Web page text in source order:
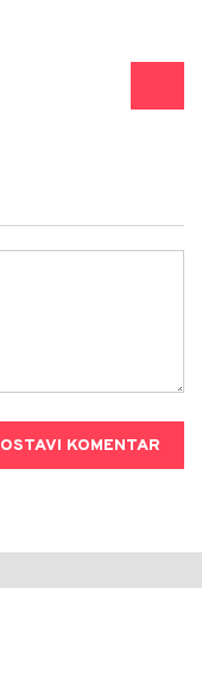
OSTAVI KOMENTAR